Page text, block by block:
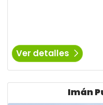
Ver detalles
Imán
Ver detalles Imán